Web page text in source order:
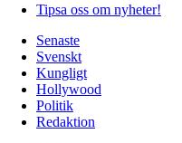
Tipsa oss om nyheter!
Senaste
Svenskt
Kungligt
Hollywood
Politik
Redaktion